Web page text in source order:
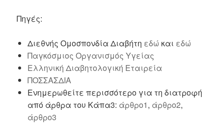
Πηγές:
Διεθνής Ομοσπονδία Διαβήτη εδώ και εδώ
Παγκόσμιος Οργανισμός Υγείας
Ελληνική Διαβητολογική Εταιρεία
ΠΟΣΣΑΣΔΙΑ
Ενημερωθείτε περισσότερο για τη διατροφή
από άρθρα του Κάπα3: άρθρο1, άρθρο2,
άρθρο3